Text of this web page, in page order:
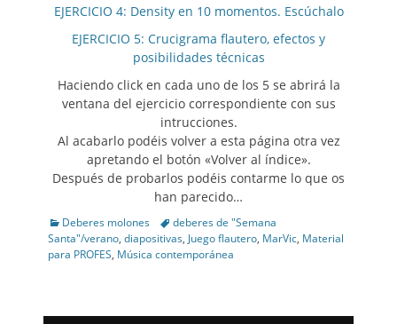
EJERCICIO 4: Density en 10 momentos. Escúchalo
EJERCICIO 5: Crucigrama flautero, efectos y
posibilidades técnicas
Haciendo click en cada uno de los 5 se abrirá la
ventana del ejercicio correspondiente con sus
intrucciones.
Al acabarlo podéis volver a esta página otra vez
apretando el botón «Volver al índice».
Después de probarlos podéis contarme lo que os
han parecido…
Categories
Deberes molones Tagsdeberes de "Semana
Santa"/verano, diapositivas, Juego flautero, MarVic, Material
para PROFES, Música contemporánea